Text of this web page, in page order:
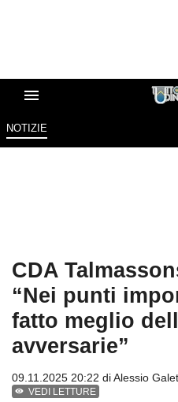
NOTIZIE
CDA
“Nei punti
fatto meglio
avversarie”
09.11.2025 20:22 diAlessio
VEDI LETTURE